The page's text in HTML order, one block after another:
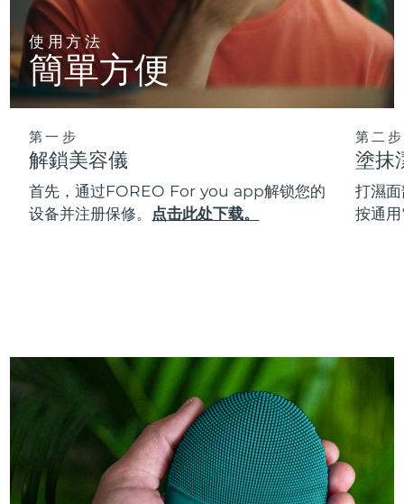
使用方法
簡單方便
第一步
解鎖美容儀
首先，通过FOREO For you app解锁您的
设备并注册保修。 点击此处下载。
第二步
塗抹
打濕
按通